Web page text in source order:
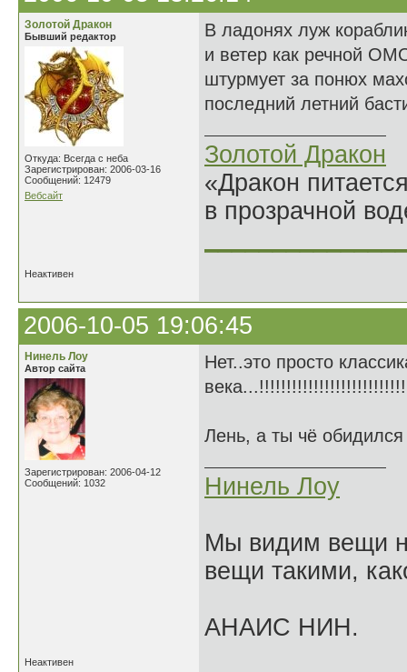
Золотой Дракон
Бывший редактор
Откуда: Всегда с неба
Зарегистрирован: 2006-03-16
Сообщений: 12479
Вебсайт
В ладонях луж
и ветер как речной
штурмует за понюх
последний летний
Золотой Дракон
«Дракон
в прозрачной
Неактивен
2006-10-05 19:06:45
Нинель Лоу
Автор сайта
Зарегистрирован: 2006-04-12
Сообщений: 1032
Нет..это просто
Лень, а ты чё
Нинель Лоу
Мы видим вещи
вещи такими,
АНАИС НИН.
Неактивен